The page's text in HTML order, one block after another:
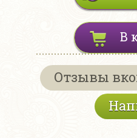
В
Отзывы